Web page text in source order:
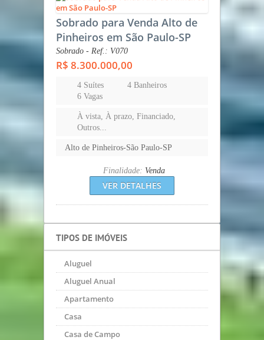
Sobrado para Venda Alto de
Pinheiros em São Paulo-SP
Sobrado - Ref.: V070
R$ 8.300.000,00
4 Suítes
4 Banheiros
6 Vagas
À vista, À prazo, Financiado,
Outros...
Alto de Pinheiros-São Paulo-SP
Finalidade: Venda
VER DETALHES
TIPOS DE IMÓVEIS
Aluguel
Aluguel Anual
Apartamento
Casa
Casa de Campo